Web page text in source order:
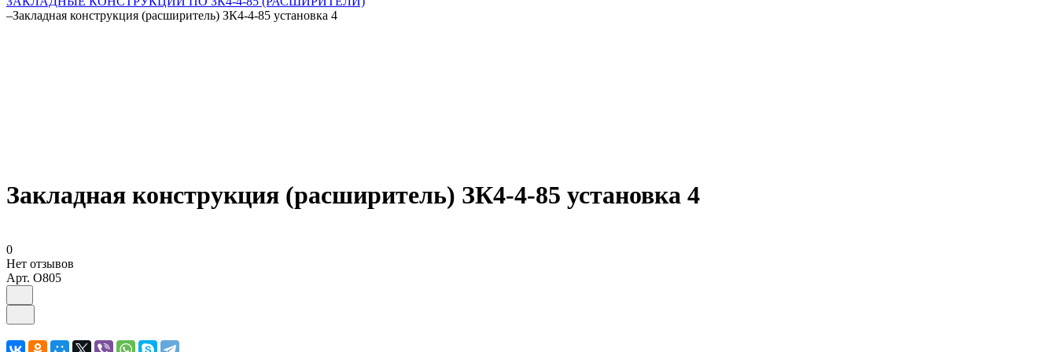
–Закладная конструкция (расширитель) ЗК4-4-85 установка 4
Закладная конструкция (расширитель) ЗК4-4-85 установка 4
0
Нет отзывов
Арт. O805